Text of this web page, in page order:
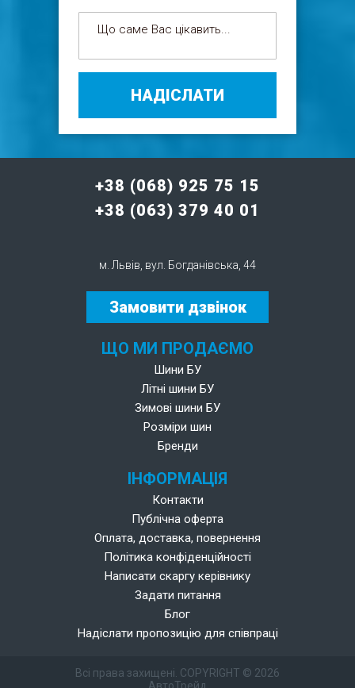
НАДІСЛАТИ
+38 (068) 925 75 15
+38 (063) 379 40 01
м. Львів, вул. Богданівська, 44
Замовити дзвінок
ЩО МИ ПРОДАЄМО
Шини БУ
Літні шини БУ
Зимові шини БУ
Розміри шин
Бренди
ІНФОРМАЦІЯ
Контакти
Публічна оферта
Оплата, доставка, повернення
Політика конфіденційності
Написати скаргу керівнику
Задати питання
Блог
Надіслати пропозицію для співпраці
Всі права захищені. COPYRIGHT © 2026